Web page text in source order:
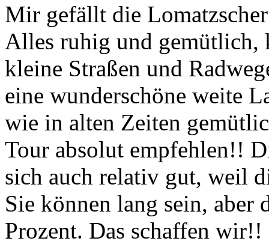
Mir gefällt die
Alles ruhig und gemütlich,
kleine Straßen und
eine wunderschöne weite
wie in alten Zeiten
Tour absolut empfehlen!!
sich auch relativ gut, weil
Sie können lang sein, aber
Prozent. Das schaffen wir!!